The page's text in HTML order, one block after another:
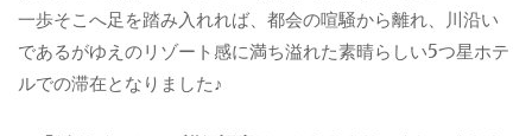
一歩そこへ足を踏み入れれば、都会の喧騒から離れ、川沿い
であるがゆえのリゾート感に満ち溢れた素晴らしい5つ星ホテ
ルでの滞在となりました♪